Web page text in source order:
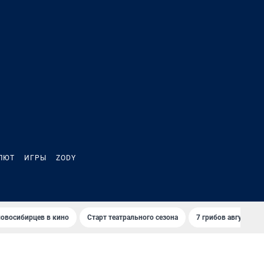
ИГРЫ ZODY
в кино Старт театрального сезона 7 грибов августа